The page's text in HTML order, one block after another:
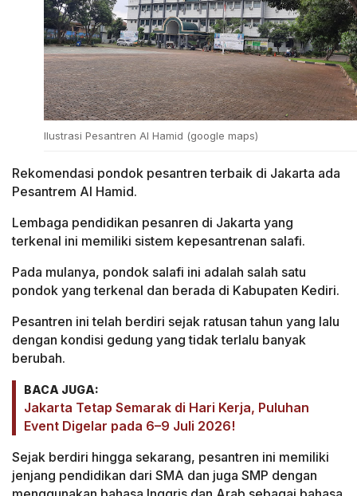
Ilustrasi Pesantren Al Hamid (google maps)
Rekomendasi pondok pesantren terbaik di Jakarta ada
Pesantrem Al Hamid.
Lembaga pendidikan pesanren di Jakarta yang
terkenal ini memiliki sistem kepesantrenan salafi.
Pada mulanya, pondok salafi ini adalah salah satu
pondok yang terkenal dan berada di Kabupaten Kediri.
Pesantren ini telah berdiri sejak ratusan tahun yang lalu
dengan kondisi gedung yang tidak terlalu banyak
berubah.
BACA JUGA:
Jakarta Tetap Semarak di Hari Kerja, Puluhan
Event Digelar pada 6–9 Juli 2026!
Sejak berdiri hingga sekarang, pesantren ini memiliki
jenjang pendidikan dari SMA dan juga SMP dengan